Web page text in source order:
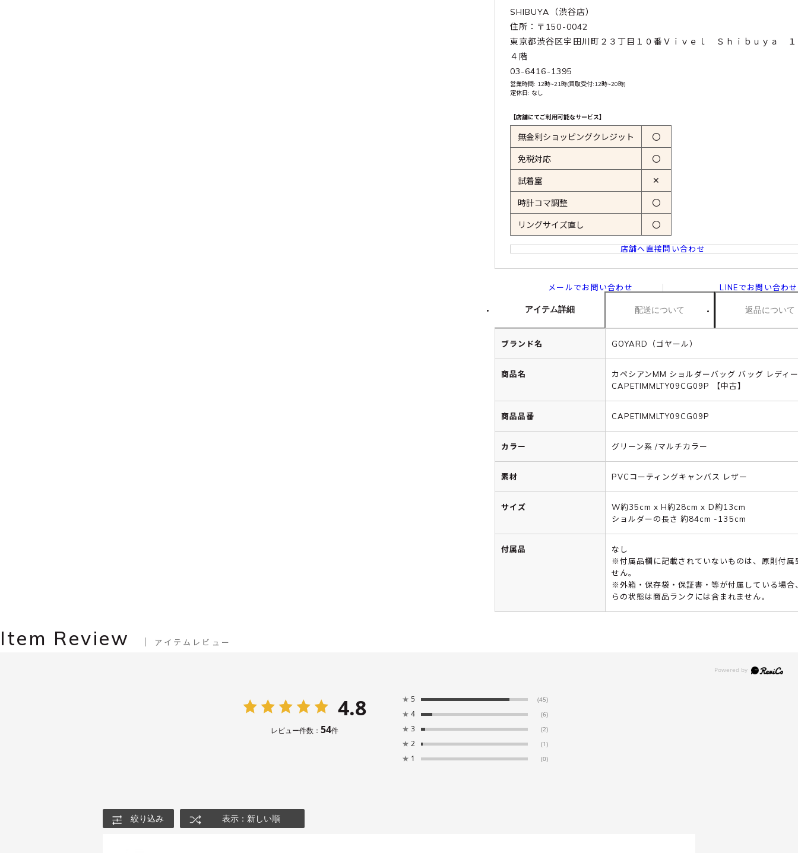
SHIBUYA（渋谷店）
住所：〒150-0042
東京都渋谷区宇田川町２３丁目１０番Ｖｉｖｅｌ Ｓｈｉｂｕｙａ
４階
03-6416-1395
営業時間: 12時~21時(買取受付:12時~20時)
定休日: なし
【店舗にてご利用可能なサービス】
無金利ショッピングクレジット 〇
免税対応 〇
試着室 ✕
時計コマ調整 〇
リングサイズ直し 〇
店舗へ直接問い合わせ
メールでお問い合わせ LINEでお問い合わせ
アイテム詳細 配送について 返品について
ブランド名 GOYARD（ゴヤール）
商品名
カペシアンMM ショルダーバッグ バッグ レディ
CAPETIMMLTY09CG09P 【中古】
商品品番 CAPETIMMLTY09CG09P
カラー グリーン系 /マルチカラー
素材 PVCコーティングキャンバス レザー
サイズ
W約35cm x H約28cm x D約13cm
ショルダーの長さ 約84cm -135cm
付属品
なし
※付属品欄に記載されていないものは、原則付属
せん。
※外箱・保存袋・保証書・等が付属している場合
らの状態は商品ランクには含まれません。
Item Review アイテムレビュー
4.8
レビュー件数： 54件
★ 5 (45)
★ 4 (6)
★ 3 (2)
★ 2 (1)
★ 1 (0)
絞り込み 表示：新しい順